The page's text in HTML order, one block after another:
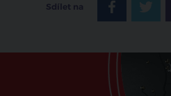
Sdílet na